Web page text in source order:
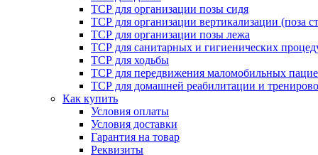
ТСР для организации позы сидя
ТСР для организации вертикализации (поза
ТСР для организации позы лежа
ТСР для санитарных и гигиенических
ТСР для ходьбы
ТСР для передвижения маломобильных
ТСР для домашней реабилитации и
Как купить
Условия оплаты
Условия доставки
Гарантия на товар
Реквизиты